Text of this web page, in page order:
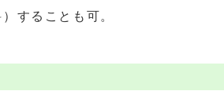
することも可。